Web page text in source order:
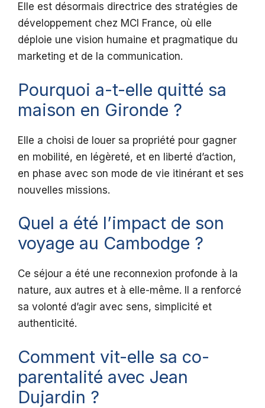
Elle est désormais directrice des stratégies de
développement chez MCI France, où elle
déploie une vision humaine et pragmatique du
marketing et de la communication.
Pourquoi a-t-elle quitté sa
maison en Gironde ?
Elle a choisi de louer sa propriété pour gagner
en mobilité, en légèreté, et en liberté d’action,
en phase avec son mode de vie itinérant et ses
nouvelles missions.
Quel a été l’impact de son
voyage au Cambodge ?
Ce séjour a été une reconnexion profonde à la
nature, aux autres et à elle-même. Il a renforcé
sa volonté d’agir avec sens, simplicité et
authenticité.
Comment vit-elle sa co-
parentalité avec Jean
Dujardin ?